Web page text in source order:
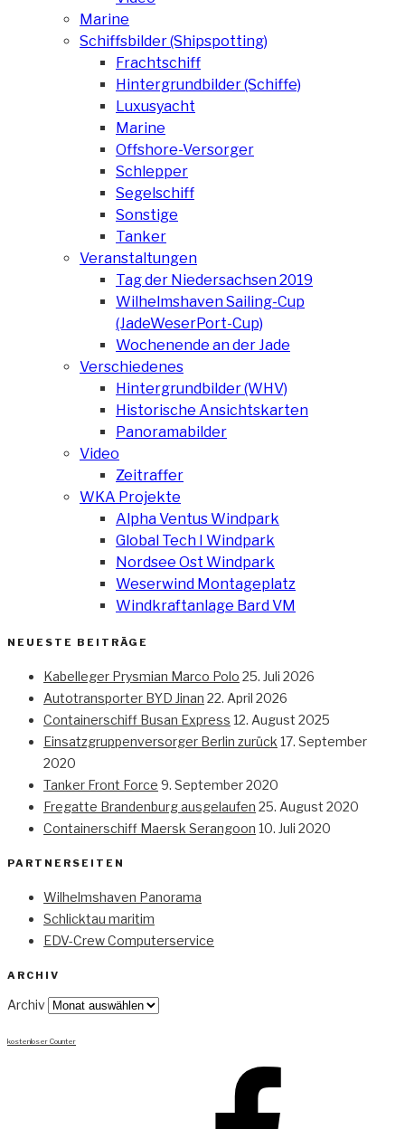
Marine
Schiffsbilder (Shipspotting)
Frachtschiff
Hintergrundbilder (Schiffe)
Luxusyacht
Marine
Offshore-Versorger
Schlepper
Segelschiff
Sonstige
Tanker
Veranstaltungen
Tag der Niedersachsen 2019
Wilhelmshaven Sailing-Cup
(JadeWeserPort-Cup)
Wochenende an der Jade
Verschiedenes
Hintergrundbilder (WHV)
Historische Ansichtskarten
Panoramabilder
Video
Zeitraffer
WKA Projekte
Alpha Ventus Windpark
Global Tech I Windpark
Nordsee Ost Windpark
Weserwind Montageplatz
Windkraftanlage Bard VM
NEUESTE BEITRÄGE
Kabelleger Prysmian Marco Polo 25. Juli 2026
Autotransporter BYD Jinan 22. April 2026
Containerschiff Busan Express 12. August 2025
Einsatzgruppenversorger Berlin zurück 17. September
2020
Tanker Front Force 9. September 2020
Fregatte Brandenburg ausgelaufen 25. August 2020
Containerschiff Maersk Serangoon 10. Juli 2020
PARTNERSEITEN
Wilhelmshaven Panorama
Schlicktau maritim
EDV-Crew Computerservice
ARCHIV
Archiv
kostenloser Counter